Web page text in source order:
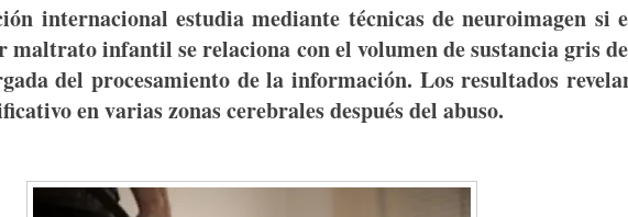
internacional estudia mediante técnicas de neuroimagen si
maltrato infantil se relaciona con el volumen de sustancia gris
del procesamiento de la información. Los resultados
en varias zonas cerebrales después del abuso.